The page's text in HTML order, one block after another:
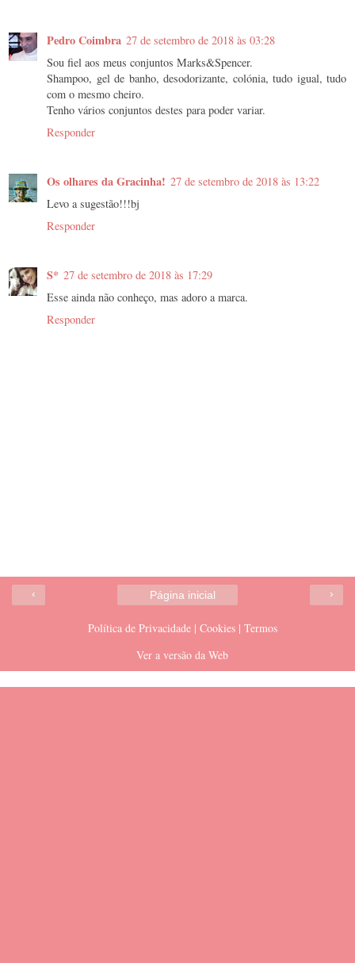
Pedro Coimbra 27 de setembro de 2018 às 03:28
Sou fiel aos meus conjuntos Marks&Spencer.
Shampoo, gel de banho, desodorizante, colónia, tudo igual, tudo
com o mesmo cheiro.
Tenho vários conjuntos destes para poder variar.
Responder
Os olhares da Gracinha! 27 de setembro de 2018 às 13:22
Levo a sugestão!!!bj
Responder
S* 27 de setembro de 2018 às 17:29
Esse ainda não conheço, mas adoro a marca.
Responder
‹ ›
Página inicial
Política de Privacidade | Cookies | Termos
Ver a versão da Web